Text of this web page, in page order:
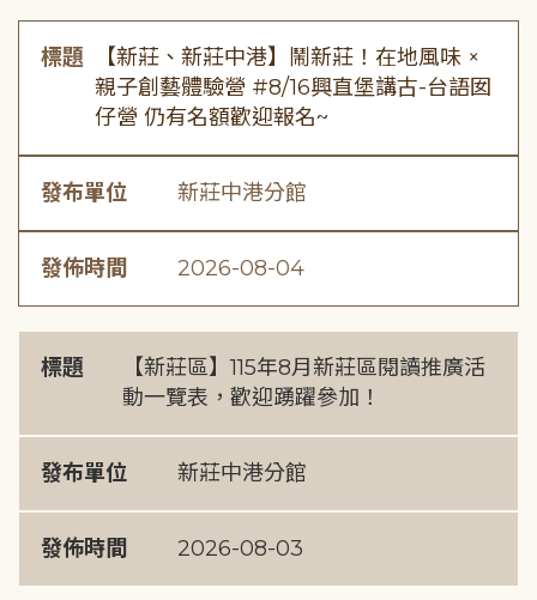
標題
【新莊、新莊中港】鬧新莊！在地風味 ×
親子創藝體驗營 #8/16興直堡講古-台語囡
仔營 仍有名額歡迎報名~
發布單位 新莊中港分館
發佈時間 2026-08-04
標題
【新莊區】115年8月新莊區閱讀推廣活
動一覽表，歡迎踴躍參加！
發布單位 新莊中港分館
發佈時間 2026-08-03